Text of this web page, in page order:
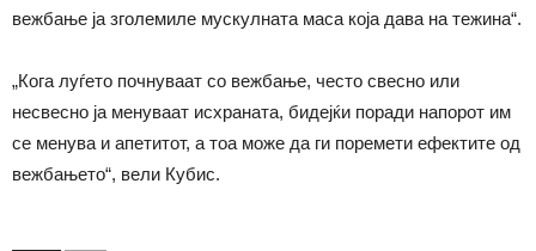
вежбање ја зголемиле мускулната маса која дава на тежина“.
„Кога луѓето почнуваат со вежбање, често свесно или
несвесно ја менуваат исхраната, бидејќи поради напорот им
се менува и апетитот, а тоа може да ги поремети ефектите од
вежбањето“, вели Кубис.